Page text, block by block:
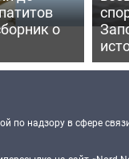
о
по надзору в сфере